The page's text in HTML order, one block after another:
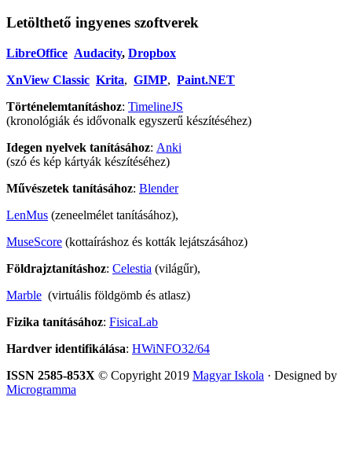
Letölthető ingyenes szoftverek
LibreOffice Audacity, Dropbox
XnView Classic Krita, GIMP, Paint.NET
Történelemtanításhoz: TimelineJS
(kronológiák és idővonalk egyszerű készítéséhez)
Idegen nyelvek tanításához: Anki
(szó és kép kártyák készítéséhez)
Művészetek tanításához: Blender
LenMus (zeneelmélet tanításához),
MuseScore (kottaíráshoz és kották lejátszásához)
Földrajztanításhoz: Celestia (világűr),
Marble (virtuális földgömb és atlasz)
Fizika tanításához: FisicaLab
Hardver identifikálása: HWiNFO32/64
ISSN 2585-853X © Copyright 2019 Magyar Iskola · Designed by
Microgramma